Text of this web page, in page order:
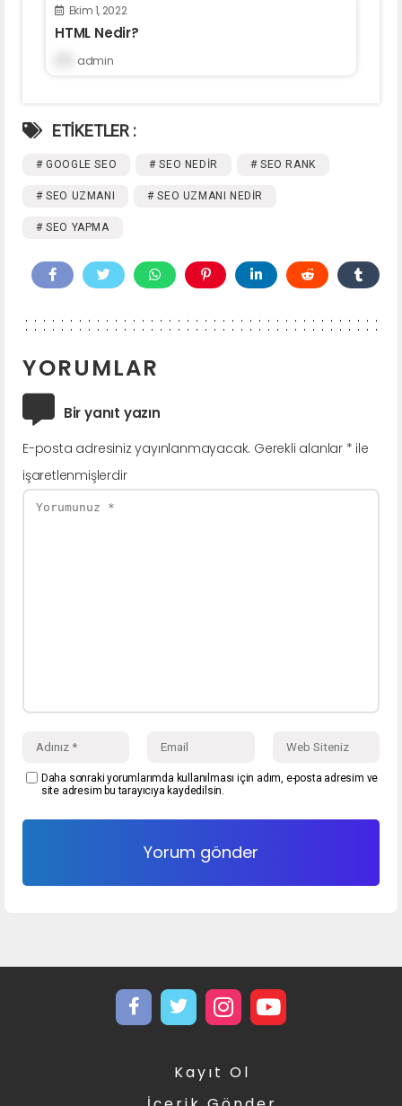
Ekim 1, 2022
HTML Nedir?
admin
ETİKETLER :
# GOOGLE SEO # SEO NEDIR # SEO RANK
# SEO UZMANI # SEO UZMANI NEDIR
# SEO YAPMA
YORUMLAR
Bir yanıt yazın
E-posta adresiniz yayınlanmayacak. Gerekli alanlar * ile
işaretlenmişlerdir
Daha sonraki yorumlarımda kullanılması için adım, e-posta adresim ve
site adresim bu tarayıcıya kaydedilsin.
Kayıt Ol